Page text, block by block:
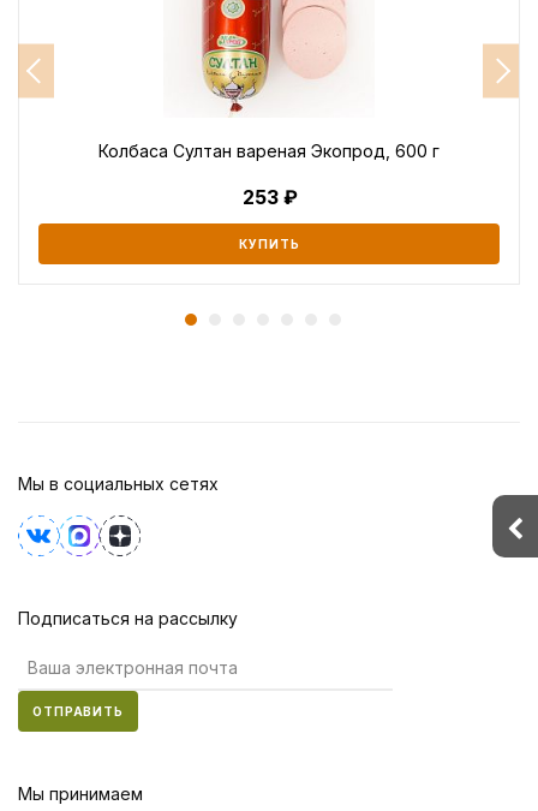
Колбаса Султан вареная Экопрод, 600 г
253
КУПИТЬ
Мы в социальных сетях
Подписаться на рассылку
ОТПРАВИТЬ
Мы принимаем